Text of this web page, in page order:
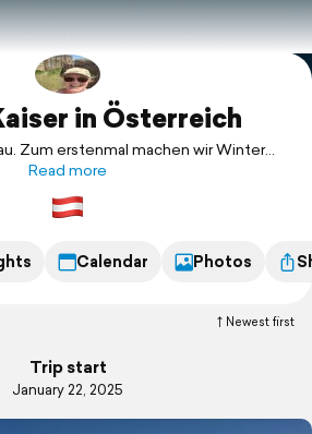
in Österreich
Zum erstenmal machen wir Winter
wir die Pisten unsicher machen 😁.
Read more
Calendar Photos
Newest first
Trip start
January 22, 2025